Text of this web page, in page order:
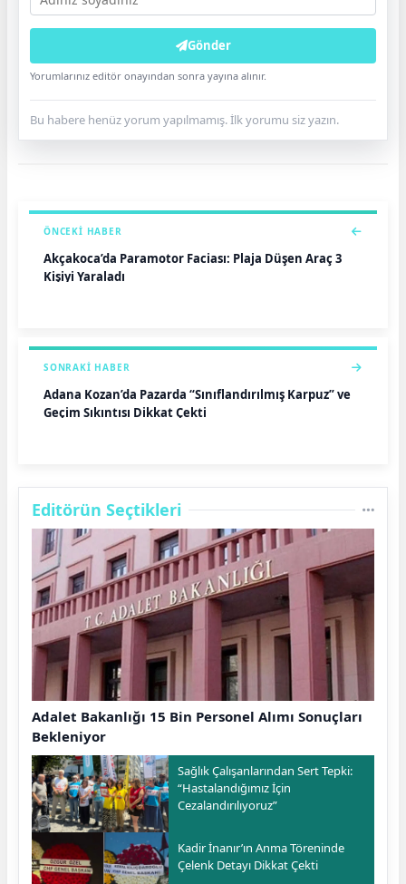
Gönder
Yorumlarınız editör onayından sonra yayına alınır.
Bu habere henüz yorum yapılmamış. İlk yorumu siz yazın.
ÖNCEKI HABER
Akçakoca’da Paramotor Faciası: Plaja Düşen Araç 3
Kişiyi Yaraladı
SONRAKI HABER
Adana Kozan’da Pazarda “Sınıflandırılmış Karpuz” ve
Geçim Sıkıntısı Dikkat Çekti
Editörün Seçtikleri
Adalet Bakanlığı 15 Bin Personel Alımı Sonuçları
Bekleniyor
Sağlık Çalışanlarından Sert Tepki:
“Hastalandığımız İçin
Cezalandırılıyoruz”
Kadir İnanır’ın Anma Töreninde
Çelenk Detayı Dikkat Çekti